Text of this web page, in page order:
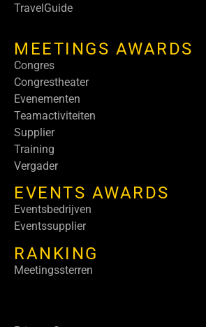
TravelGuide
MEETINGS AWARDS
Congres
Congrestheater
Evenementen
Teamactiviteiten
Supplier
Training
Vergader
EVENTS AWARDS
Eventsbedrijven
Eventssupplier
RANKING
Meetingssterren